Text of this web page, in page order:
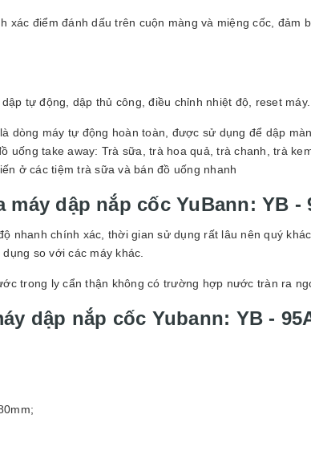
xác điểm đánh dấu trên cuộn màng và miệng cốc, đảm
tự động, dập thủ công, điều chỉnh nhiệt độ, reset máy.
dòng máy tự động hoàn toàn, được sử dụng để dập
uống take away: Trà sữa, trà hoa quả, trà chanh, trà
ở các tiệm trà sữa và bán đồ uống nhanh
máy dập nắp cốc YuBann: YB -
nhanh chính xác, thời gian sử dụng rất lâu nên quý
so với các máy khác.
trong ly cẩn thận không có trường hợp nước tràn ra
dập nắp cốc Yubann: YB -